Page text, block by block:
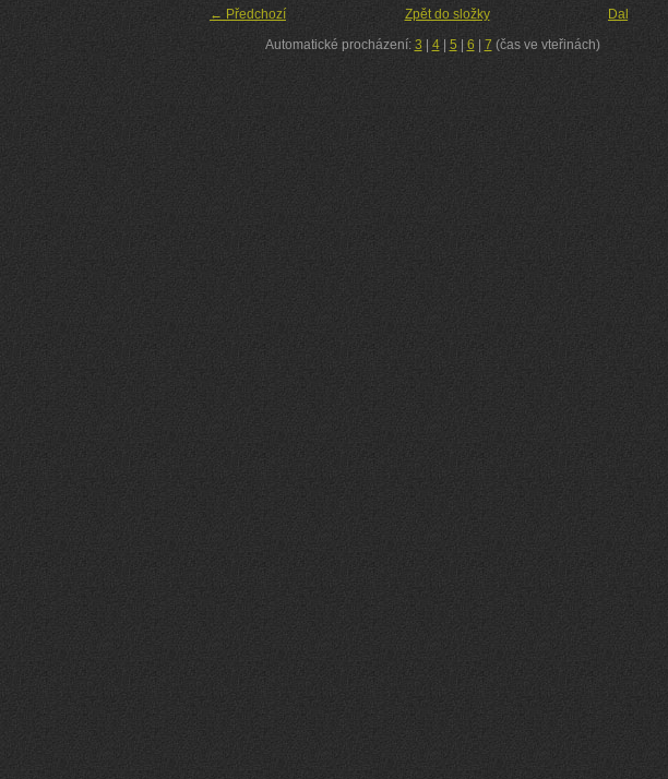
← Předchozí Další →
Zpět do složky
Automatické procházení: 3 | 4| 5 | 6 | 7 (čas ve vteřinách)